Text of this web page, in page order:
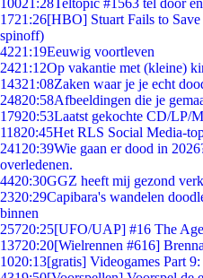
10021:28Teltopic #1563 tel door
1721:26[HBO] Stuart Fails to
spinoff)
4221:19Eeuwig voortleven
2421:12Op vakantie met (kleine)
14321:08Zaken waar je je echt
24820:58Afbeeldingen die je
17920:53Laatst gekochte CD/LP/
11820:45Het RLS Social Media-
241 20:39Wie gaan er dood in
overledenen.
4420:30GGZ heeft mij gezond
2320:29Capibara's wandelen
binnen
25720:25[UFO/UAP] #16 The
13720:20[Wielrennen #616]
1020:13[gratis] Videogames Part